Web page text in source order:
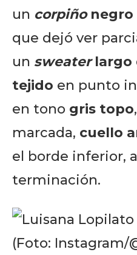
un corpiño
que dejó ver
un sweaterlargo
tejido en punto
en tono gris topo
marcada, cuello
el borde inferior,
terminación.